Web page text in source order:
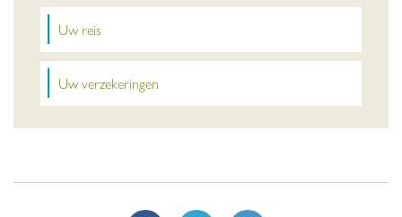
Uw reis
Uw verzekeringen